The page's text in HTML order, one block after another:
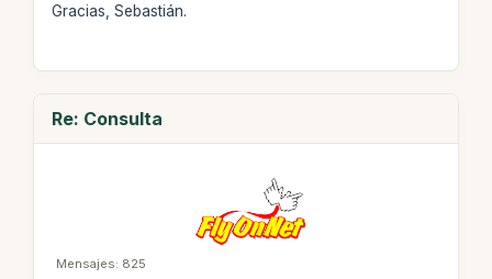
Gracias, Sebastián.
Re: Consulta
Mensajes: 825